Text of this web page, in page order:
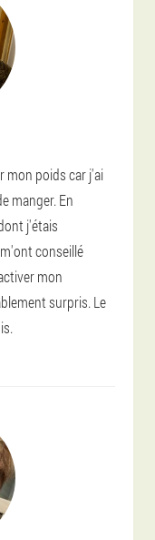
mon poids car j'ai
manger. En
j'étais
conseillé
mon
surpris. Le